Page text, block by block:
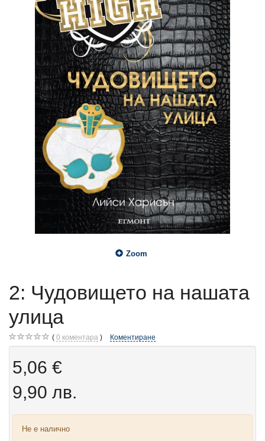
Zoom
2: Чудовището на нашата
улица
0 коментара Коментиране
5,06 €
9,90 лв.
Не е налично